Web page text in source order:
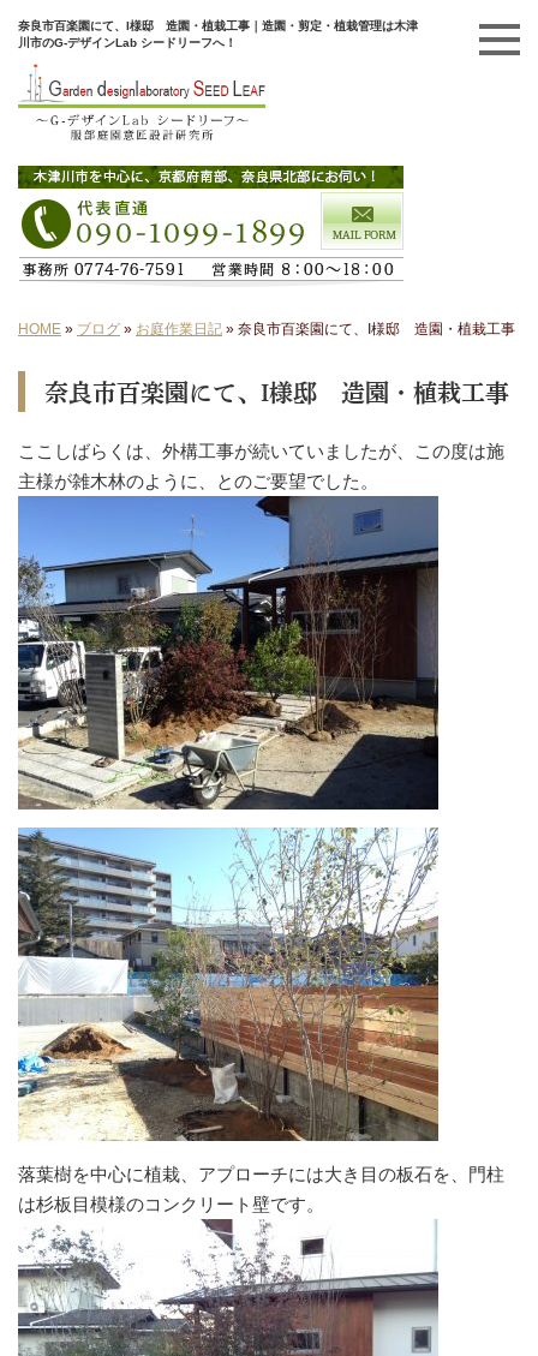
奈良市百楽園にて、I様邸 造園・植栽工事｜造園・剪定・植栽管理は木津
川市のG-デザインLab シードリーフへ！
HOME » ブログ » お庭作業日記 » 奈良市百楽園にて、I様邸 造園・植栽工事
奈良市百楽園にて、I様邸 造園・植栽工事
ここしばらくは、外構工事が続いていましたが、この度は施
主様が雑木林のように、とのご要望でした。
落葉樹を中心に植栽、アプローチには大き目の板石を、門柱
は杉板目模様のコンクリート壁です。